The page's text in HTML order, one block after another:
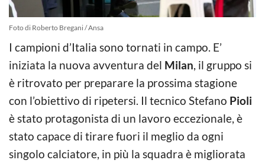
Foto di Roberto Bregani / Ansa
I campioni d’Italia sono tornati in campo. E’
iniziata la nuova avventura del Milan, il gruppo si
è ritrovato per preparare la prossima stagione
con l’obiettivo di ripetersi. Il tecnico Stefano Pioli
è stato protagonista di un lavoro eccezionale, è
stato capace di tirare fuori il meglio da ogni
singolo calciatore, in più la squadra è migliorata